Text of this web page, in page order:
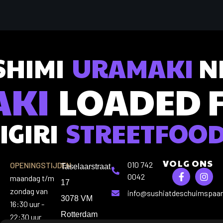
URAMAKI
LOADED
OPENINGSTIJDEN:
maandag t/m
zondag van
16:30 uur -
22:30 uur
Taselaarstraat
17
3078 VM
Rotterdam
010 742
0042
VOLG ONS